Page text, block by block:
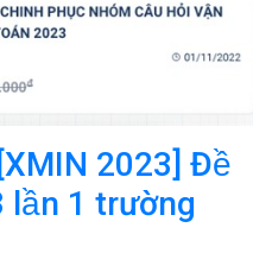
[XMIN 2023] Đề
lần 1 trường